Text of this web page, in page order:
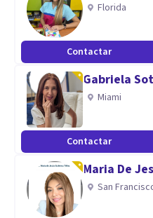
Florida
Contactar
Gabriela
Miami
Contactar
Maria De
San